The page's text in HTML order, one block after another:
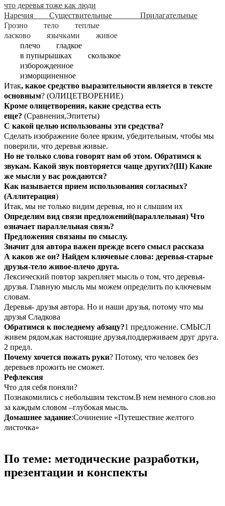
что деревья тоже как люди
Наречия Существительные Прилагательные
Грозно тело теплые
ласково язычками живое
плечо гладкое
в пупырышках скользкое
изборожденное
изморщиненное
Итак, какое средство выразительности является в тексте
основным? (ОЛИЦЕТВОРЕНИЕ)
Кроме олицетворения, какие средства есть
еще? (Сравнения,Эпитеты)
С какой целью использованы эти средства?
Сделать изображение более ярким, убедительным, чтобы мы
поверили, что деревья живые.
Но не только слова говорят нам об этом. Обратимся к
звукам. Какой звук повторяется чаще других?(Ш) Какие
же мысли у вас рождаются?
Как называется прием использования согласных?
(Аллитерация)
Итак, мы не только видим деревья, но и слышим их
Определим вид связи предложений(параллельная) Что
означает параллельная связь?
Предложения связаны по смыслу.
Значит для автора важен прежде всего смысл рассказа
А каков же он? Найдем ключевые слова: деревья-старые
друзья-тело живое-плечо друга.
Лексический повтор закрепляет мысль о том, что деревья-
друзья. Главную мысль мы можем определить по ключевым
словам.
Деревья- друзья автора. Но и наши друзья, потому что мы
друзья Сладкова
Обратимся к последнему абзацу?1 предложение. СМЫСЛ
живем рядом,как настоящие друзья,поддерживаем друг друга.
2 предл.
Почему хочется пожать руки? Потому, что человек без
деревьев прожить не сможет.
Рефлексия
Что для себя поняли?
Познакомились с небольшим текстом.В нем немного слов.но
за каждым словом –глубокая мысль.
Домашнее задание:Сочинение «Путешествие желтого
листочка»
По теме: методические разработки,
презентации и конспекты